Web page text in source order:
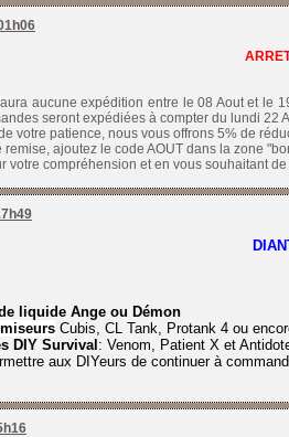
aucune expédition entre le 08 Aout et le
seront expédiées à compter du lundi 22
votre patience, nous vous offrons 5% de
remise, ajoutez le code AOUT dans la zone
votre compréhension et en vous souhaitant
liquide Ange ou Démon
Cubis, CL Tank, Protank 4 ou
DIY Survival : Venom, Patient X et
aux DIYeurs de continuer à